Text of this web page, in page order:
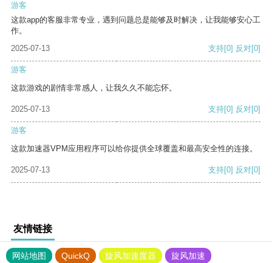
游客
这款app的客服非常专业，遇到问题总是能够及时解决，让我能够安心工
作。
2025-07-13
支持[0] 反对[0]
游客
这款游戏的剧情非常感人，让我久久不能忘怀。
2025-07-13 支持[0] 反对[0]
游客
这款加速器VPM应用程序可以给你提供全球覆盖和最高安全性的连接。
2025-07-13 支持[0] 反对[0]
友情链接
网站地图 QuickQ 旋风加速度器 旋风加速